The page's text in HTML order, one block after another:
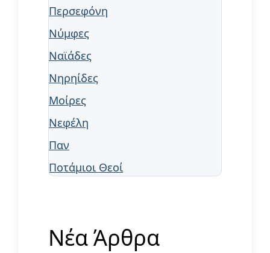
Περσεφόνη
Νύμφες
Ναϊάδες
Νηρηίδες
Μοίρες
Νεφέλη
Παν
Ποτάμιοι Θεοί
Νέα Άρθρα